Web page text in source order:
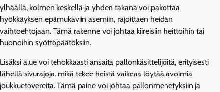
ylhäällä, kolmen keskellä ja yhden takana voi pakottaa
hyökkäyksen epämukaviin asemiin, rajoittaen heidän
vaihtoehtojaan. Tämä rakenne voi johtaa kiireisiin heittoihin tai
huonoihin syöttöpäätöksiin.
Lisäksi alue voi tehokkaasti ansaita pallonkäsittelijöitä, erityisesti
lähellä sivurajoja, mikä tekee heistä vaikeaa löytää avoimia
joukkuetovereita. Tämä paine voi johtaa pallonmenetyksiin ja